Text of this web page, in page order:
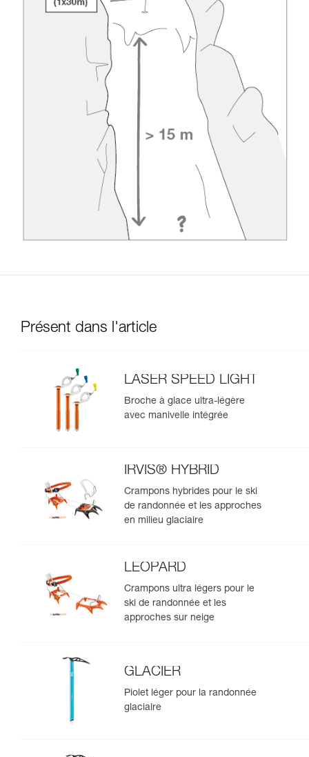
Présent dans l'article
LASER SPEED LIGHT
Broche à glace ultra-légère
avec manivelle intégrée
IRVIS® HYBRID
Crampons hybrides pour le ski
de randonnée et les approches
en milieu glaciaire
LEOPARD
Crampons ultra légers pour le
ski de randonnée et les
approches sur neige
GLACIER
Piolet léger pour la randonnée
glaciaire